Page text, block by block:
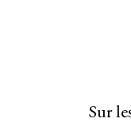
Sur